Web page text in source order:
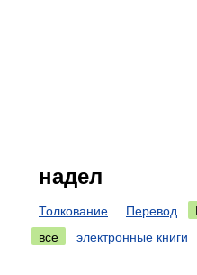
надел
Толкование Перевод
все
электронные книги